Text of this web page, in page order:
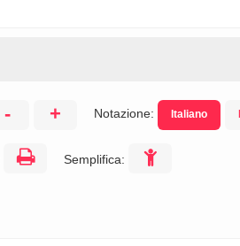
- + Notazione: Italiano
Semplifica: